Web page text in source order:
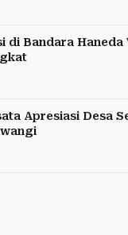
di Bandara Haneda
Apresiasi Desa